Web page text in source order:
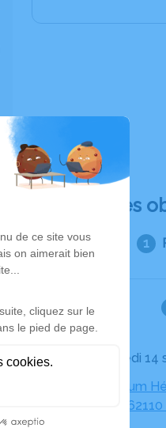
Déroulé des
Le mercredi
Crematorium
Laennec,